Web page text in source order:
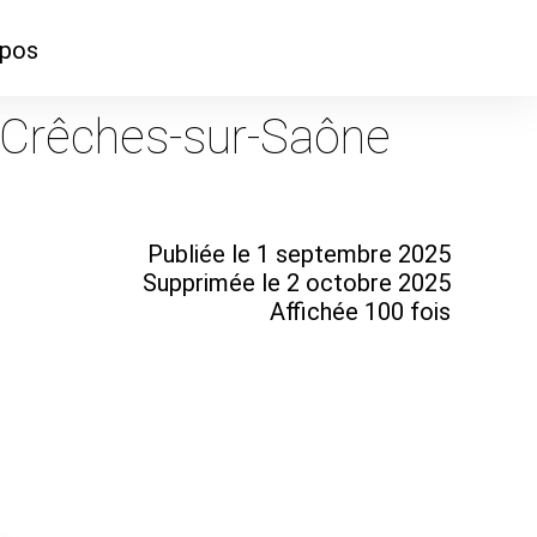
sur-Saône
Publiée le 1 septembre 2025
Supprimée le 2 octobre 2025
Affichée 100 fois